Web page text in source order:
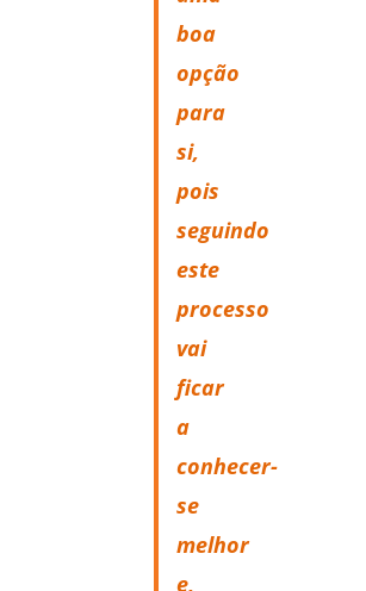
boa
opção
para
si,
pois
seguindo
este
processo
vai
ficar
a
conhecer-
se
melhor
e,